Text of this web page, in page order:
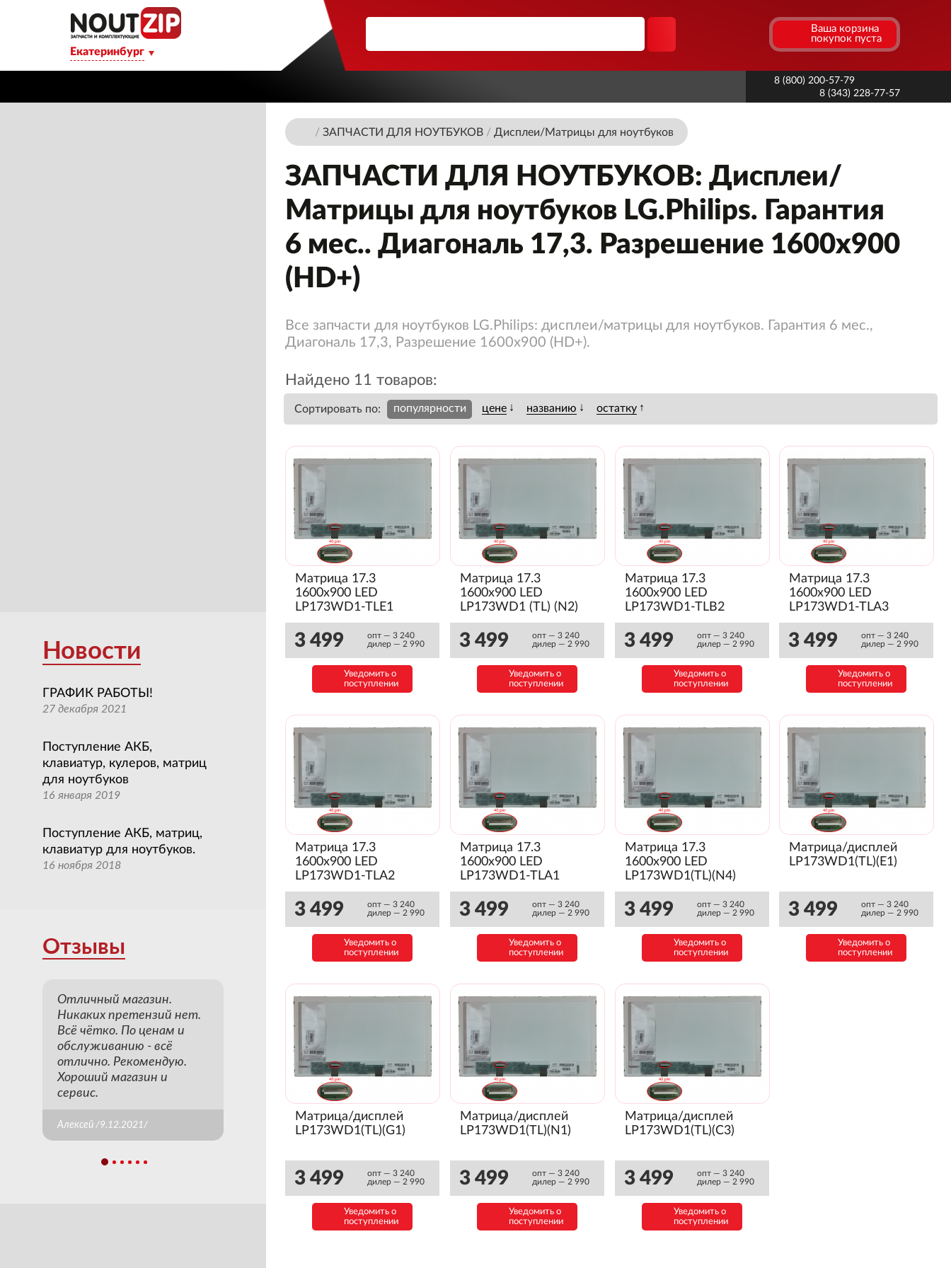
Екатеринбург
Ваша корзина
покупок пуста
8 (800) 200-57-79
8 (343) 228-77-57
Новости
ГРАФИК РАБОТЫ!
27 декабря 2021
Поступление АКБ,
клавиатур, кулеров, матриц
для ноутбуков
16 января 2019
Поступление АКБ, матриц,
клавиатур для ноутбуков.
16 ноября 2018
Отзывы
Отличный магазин.
Никаких претензий нет.
Всё чётко. По ценам и
обслуживанию - всё
отлично. Рекомендую.
Хороший магазин и
сервис.
Алексей /9.12.2021/
/ЗАПЧАСТИ ДЛЯ НОУТБУКОВ /Дисплеи/Матрицы для ноутбуков
ЗАПЧАСТИ ДЛЯ НОУТБУКОВ: Дисплеи/
Матрицы для ноутбуков LG.Philips. Гарантия
6 мес.. Диагональ 17,3. Разрешение 1600x900
(HD+)
Все запчасти для ноутбуков LG.Philips: дисплеи/матрицы для ноутбуков. Гарантия 6 мес.,
Диагональ 17,3, Разрешение 1600x900 (HD+).
Найдено 11 товаров:
Сортировать по: популярности цене ↓ названию ↓ остатку ↑
Матрица 17.3
1600x900 LED
LP173WD1-TLE1
(Глянец)
3 499
опт — 3 240
дилер — 2 990
Уведомить о
поступлении
Матрица 17.3
1600x900 LED
LP173WD1 (TL) (N2)
(Глянец)
3 499
опт — 3 240
дилер — 2 990
Уведомить о
поступлении
Матрица 17.3
1600x900 LED
LP173WD1-TLB2
(Глянец)
3 499
опт — 3 240
дилер — 2 990
Уведомить о
поступлении
Матрица 17.3
1600x900 LED
LP173WD1-TLA3
(Глянец)
3 499
опт — 3 240
дилер — 2 990
Уведомить о
поступлении
Матрица 17.3
1600x900 LED
LP173WD1-TLA2
(Глянец)
3 499
опт — 3 240
дилер — 2 990
Уведомить о
поступлении
Матрица 17.3
1600x900 LED
LP173WD1-TLA1
(Глянец)
3 499
опт — 3 240
дилер — 2 990
Уведомить о
поступлении
Матрица 17.3
1600x900 LED
LP173WD1(TL)(N4)
(Глянец)
3 499
опт — 3 240
дилер — 2 990
Уведомить о
поступлении
Матрица/дисплей
LP173WD1(TL)(E1)
3 499
опт — 3 240
дилер — 2 990
Уведомить о
поступлении
Матрица/дисплей
LP173WD1(TL)(G1)
3 499
опт — 3 240
дилер — 2 990
Уведомить о
поступлении
Матрица/дисплей
LP173WD1(TL)(N1)
3 499
опт — 3 240
дилер — 2 990
Уведомить о
поступлении
Матрица/дисплей
LP173WD1(TL)(C3)
3 499
опт — 3 240
дилер — 2 990
Уведомить о
поступлении